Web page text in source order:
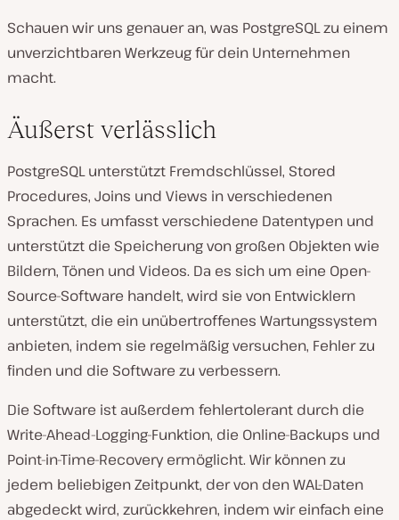
Schauen wir uns genauer an, was PostgreSQL zu einem
unverzichtbaren Werkzeug für dein Unternehmen
macht.
Äußerst verlässlich
PostgreSQL unterstützt Fremdschlüssel, Stored
Procedures, Joins und Views in verschiedenen
Sprachen. Es umfasst verschiedene Datentypen und
unterstützt die Speicherung von großen Objekten wie
Bildern, Tönen und Videos. Da es sich um eine Open-
Source-Software handelt, wird sie von Entwicklern
unterstützt, die ein unübertroffenes Wartungssystem
anbieten, indem sie regelmäßig versuchen, Fehler zu
finden und die Software zu verbessern.
Die Software ist außerdem fehlertolerant durch die
Write-Ahead-Logging-Funktion, die Online-Backups und
Point-in-Time-Recovery ermöglicht. Wir können zu
jedem beliebigen Zeitpunkt, der von den WAL-Daten
abgedeckt wird, zurückkehren, indem wir einfach eine